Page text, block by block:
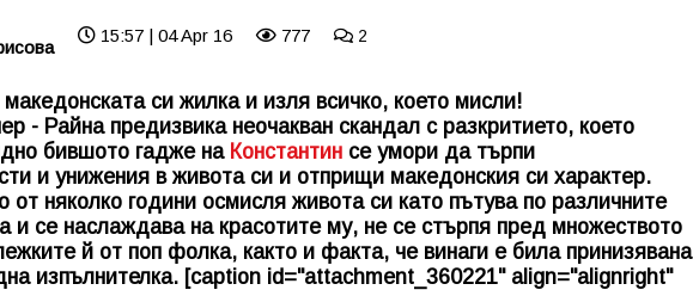
15:57 | 04 Apr 16 777 2
си жилка и изля всичко, което мисли!
- Райна предизвика неочакван скандал с разкритието, което
бившото гадже на Константин се умори да търпи
и унижения в живота си и отприщи македонския си характер.
от няколко години осмисля живота си като пътува по различните
и се наслаждава на красотите му, не се стърпя пред множеството
й от поп фолка, както и факта, че винаги е била принизявана
изпълнителка. [caption id="attachment_360221" align="alignright"